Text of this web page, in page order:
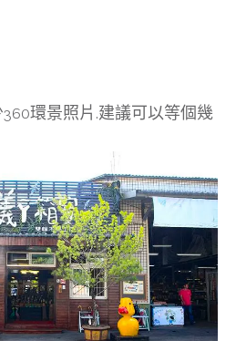
環景照片.建議可以等個幾